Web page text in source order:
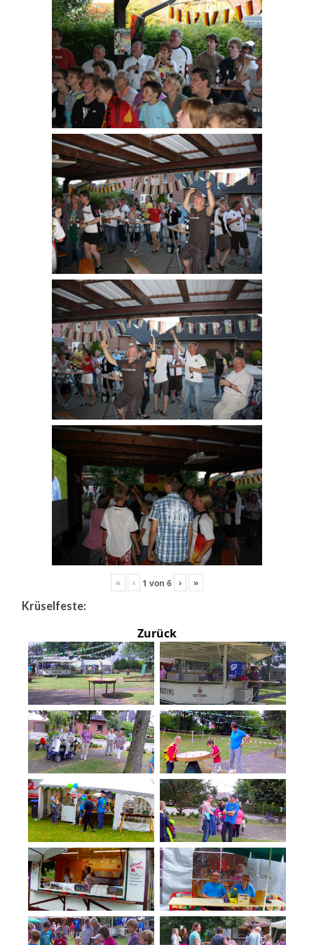
« ‹ 1 von 6 › »
Krüselfeste:
Zurück